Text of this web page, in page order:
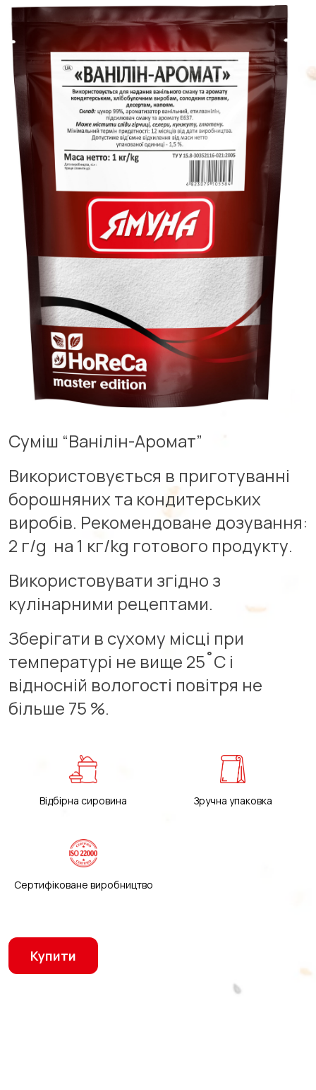
Суміш “Ванілін-Аромат”
Використовується в приготуванні
борошняних та кондитерських
виробів. Рекомендоване дозування:
2 г/g на 1 кг/kg готового продукту.
Використовувати згідно з
кулінарними рецептами.
Зберігати в сухому місці при
температурі не вище 25˚С і
відносній вологості повітря не
більше 75 %.
Відбірна сировина Зручна упаковка
Сертифіковане виробництво
Купити